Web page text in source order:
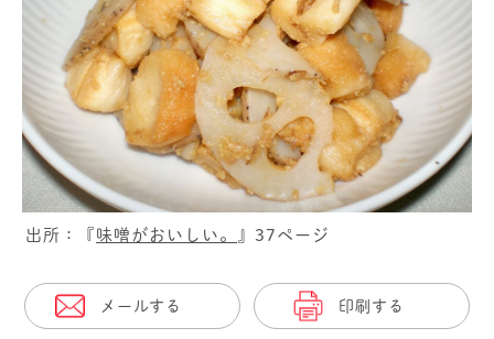
出所：『 味噌がおいしい。 』37ページ
メールする 印刷する